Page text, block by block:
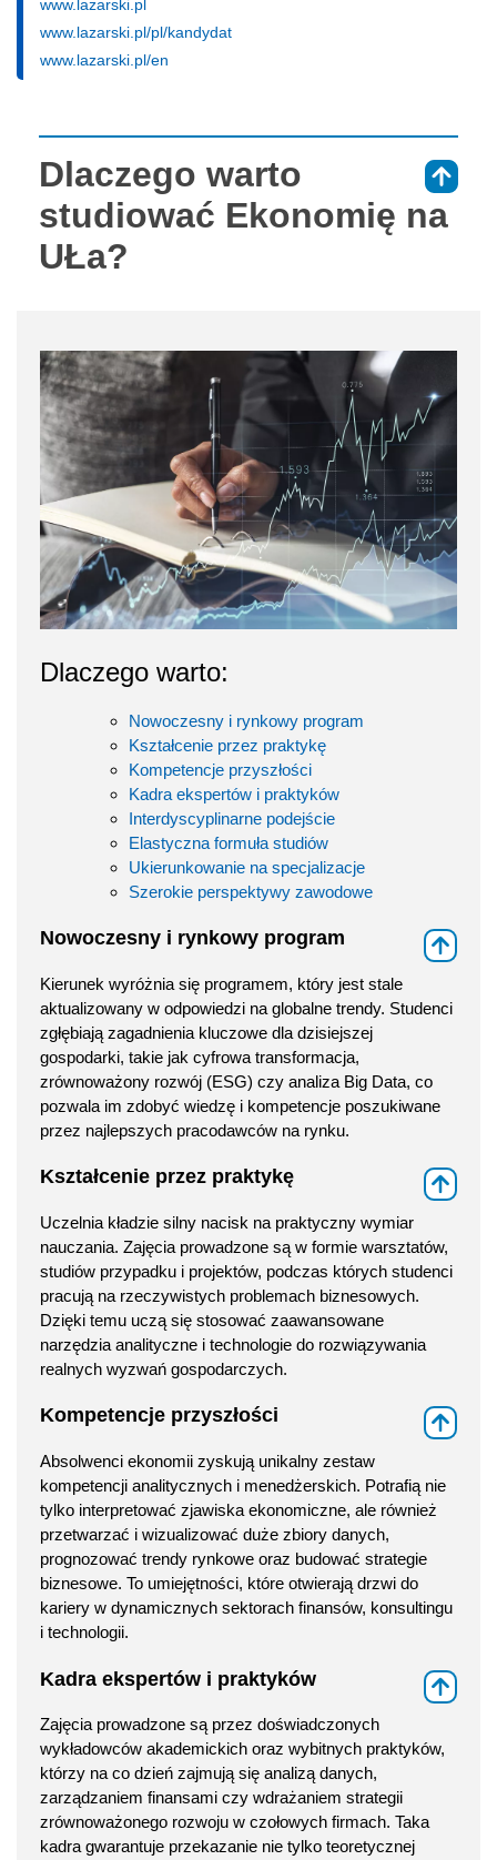
www.lazarski.pl
www.lazarski.pl/pl/kandydat
www.lazarski.pl/en
Dlaczego warto
studiować Ekonomię na
UŁa?
Dlaczego warto:
Nowoczesny i rynkowy program
Kształcenie przez praktykę
Kompetencje przyszłości
Kadra ekspertów i praktyków
Interdyscyplinarne podejście
Elastyczna formuła studiów
Ukierunkowanie na specjalizacje
Szerokie perspektywy zawodowe
Nowoczesny i rynkowy program
Kierunek wyróżnia się programem, który jest stale
aktualizowany w odpowiedzi na globalne trendy. Studenci
zgłębiają zagadnienia kluczowe dla dzisiejszej
gospodarki, takie jak cyfrowa transformacja,
zrównoważony rozwój (ESG) czy analiza Big Data, co
pozwala im zdobyć wiedzę i kompetencje poszukiwane
przez najlepszych pracodawców na rynku.
Kształcenie przez praktykę
Uczelnia kładzie silny nacisk na praktyczny wymiar
nauczania. Zajęcia prowadzone są w formie warsztatów,
studiów przypadku i projektów, podczas których studenci
pracują na rzeczywistych problemach biznesowych.
Dzięki temu uczą się stosować zaawansowane
narzędzia analityczne i technologie do rozwiązywania
realnych wyzwań gospodarczych.
Kompetencje przyszłości
Absolwenci ekonomii zyskują unikalny zestaw
kompetencji analitycznych i menedżerskich. Potrafią nie
tylko interpretować zjawiska ekonomiczne, ale również
przetwarzać i wizualizować duże zbiory danych,
prognozować trendy rynkowe oraz budować strategie
biznesowe. To umiejętności, które otwierają drzwi do
kariery w dynamicznych sektorach finansów, konsultingu
i technologii.
Kadra ekspertów i praktyków
Zajęcia prowadzone są przez doświadczonych
wykładowców akademickich oraz wybitnych praktyków,
którzy na co dzień zajmują się analizą danych,
zarządzaniem finansami czy wdrażaniem strategii
zrównoważonego rozwoju w czołowych firmach. Taka
kadra gwarantuje przekazanie nie tylko teoretycznej